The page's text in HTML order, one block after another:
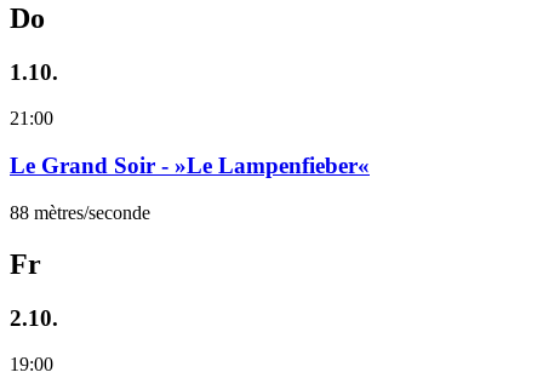
Do
1.10.
21:00
Le Grand Soir - »Le Lampenfieber«
88 mètres/seconde
Fr
2.10.
19:00